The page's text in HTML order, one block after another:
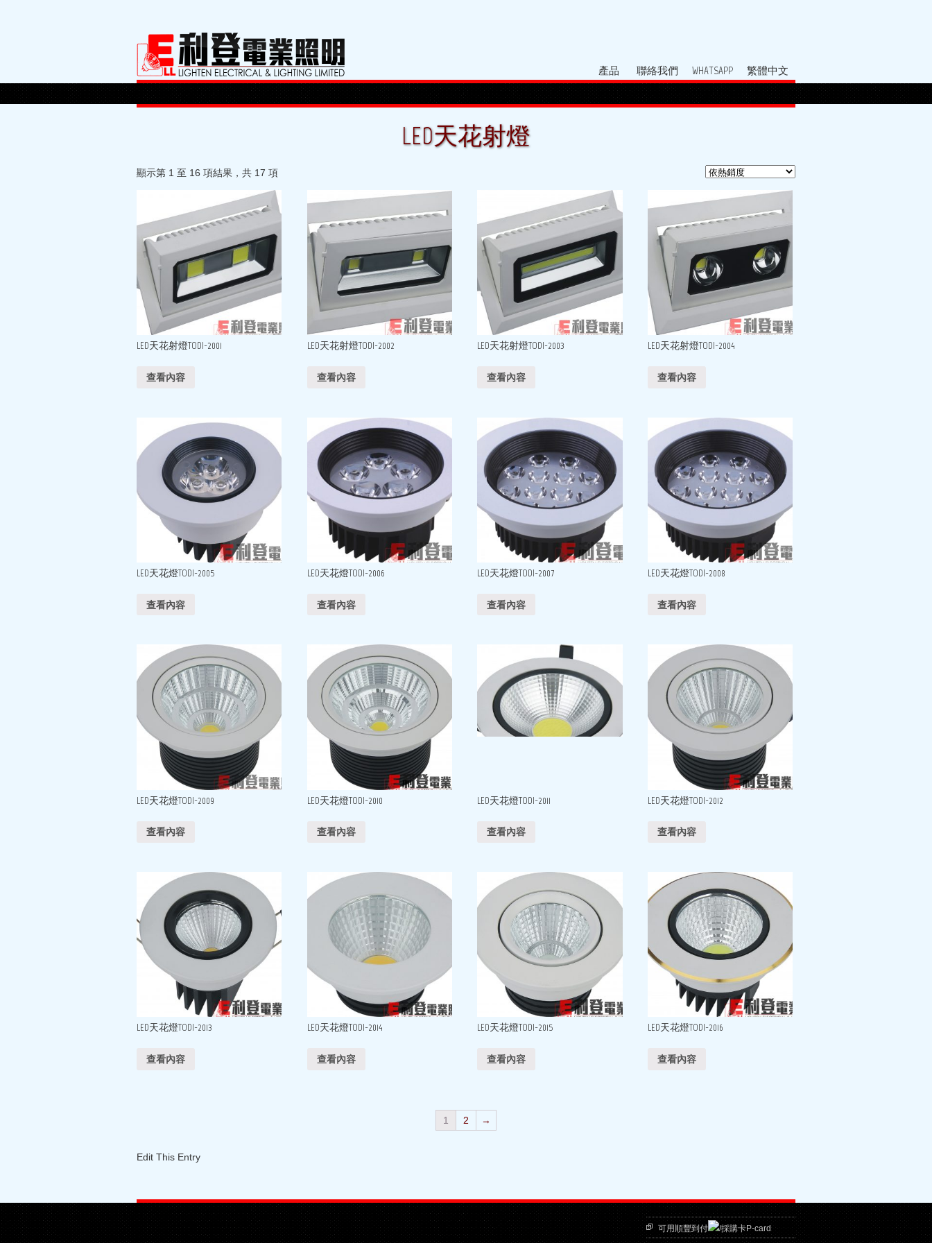
產品 聯絡我們 WHATSAPP 繁體中文
LED天花射燈
顯示第 1 至 16 項結果，共 17 項
LED天花射燈TODI-2001
查看內容
LED天花射燈TODI-2002
查看內容
LED天花射燈TODI-2003
查看內容
LED天花射燈TODI-2004
查看內容
LED天花燈TODI-2005
查看內容
LED天花燈TODI-2006
查看內容
LED天花燈TODI-2007
查看內容
LED天花燈TODI-2008
查看內容
LED天花燈TODI-2009
查看內容
LED天花燈TODI-2010
查看內容
LED天花燈TODI-2011
查看內容
LED天花燈TODI-2012
查看內容
LED天花燈TODI-2013
查看內容
LED天花燈TODI-2014
查看內容
LED天花燈TODI-2015
查看內容
LED天花燈TODI-2016
查看內容
1 2 →
Edit This Entry
可用順豐到付
/採購卡P-card